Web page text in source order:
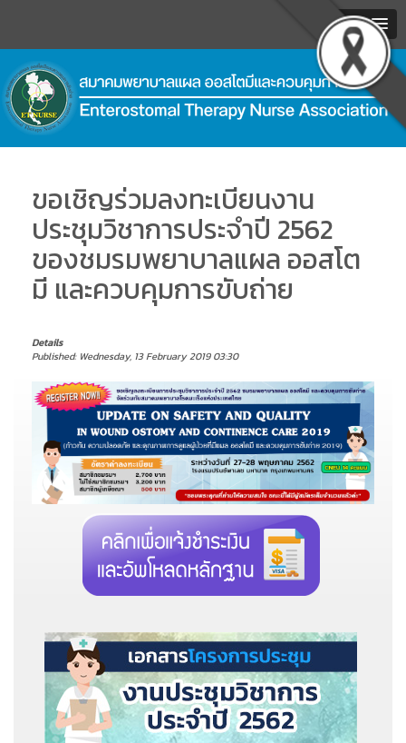
MENU
.
ขอเชิญร่วมลงทะเบียนงาน
ประชุมวิชาการประจำปี 2562
ของชมรมพยาบาลแผล ออสโต
มี และควบคุมการขับถ่าย
Details
Published: Wednesday, 13 February 2019 03:30